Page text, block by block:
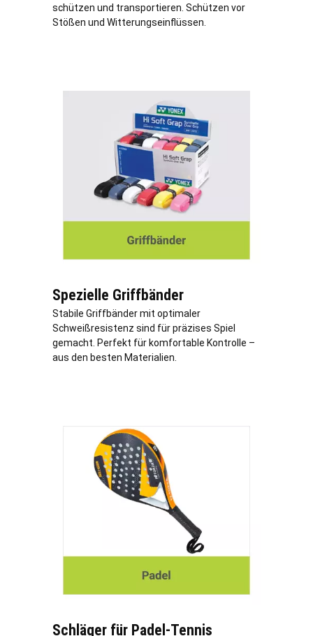
schützen und transportieren. Schützen vor
Stößen und Witterungseinflüssen.
Spezielle Griffbänder
Stabile Griffbänder mit optimaler
Schweißresistenz sind für präzises Spiel
gemacht. Perfekt für komfortable Kontrolle –
aus den besten Materialien.
Schläger für Padel-Tennis